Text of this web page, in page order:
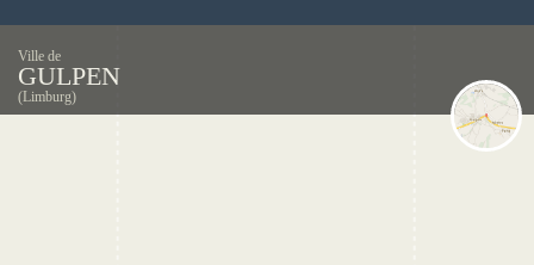
Ville de
GULPEN
(Limburg)